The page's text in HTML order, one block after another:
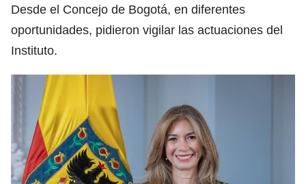
Desde el Concejo de Bogotá, en diferentes
oportunidades, pidieron vigilar las actuaciones del
Instituto.